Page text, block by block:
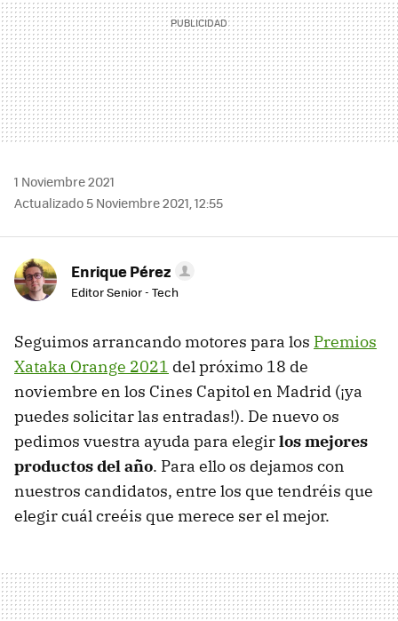
1 Noviembre 2021
Actualizado 5 Noviembre 2021, 12:55
Enrique Pérez
Editor Senior - Tech
Seguimos arrancando motores para los Premios
Xataka Orange 2021 del próximo 18 de
noviembre en los Cines Capitol en Madrid (¡ya
puedes solicitar las entradas!). De nuevo os
pedimos vuestra ayuda para elegirlos mejores
productos del año. Para ello os dejamos con
nuestros candidatos, entre los que tendréis que
elegir cuál creéis que merece ser el mejor.